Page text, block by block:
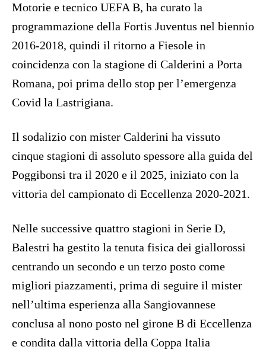
Motorie e tecnico UEFA B, ha curato la
programmazione della Fortis Juventus nel biennio
2016-2018, quindi il ritorno a Fiesole in
coincidenza con la stagione di Calderini a Porta
Romana, poi prima dello stop per l’emergenza
Covid la Lastrigiana.
Il sodalizio con mister Calderini ha vissuto
cinque stagioni di assoluto spessore alla guida del
Poggibonsi tra il 2020 e il 2025, iniziato con la
vittoria del campionato di Eccellenza 2020-2021.
Nelle successive quattro stagioni in Serie D,
Balestri ha gestito la tenuta fisica dei giallorossi
centrando un secondo e un terzo posto come
migliori piazzamenti, prima di seguire il mister
nell’ultima esperienza alla Sangiovannese
conclusa al nono posto nel girone B di Eccellenza
e condita dalla vittoria della Coppa Italia